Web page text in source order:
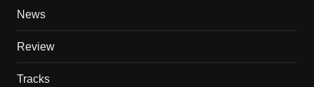
News
Review
Tracks